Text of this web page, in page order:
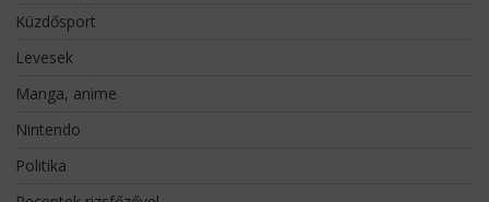
Küzdősport
Levesek
Manga, anime
Nintendo
Politika